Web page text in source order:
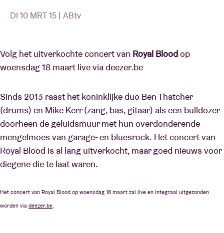
Over AB
DI 10 MRT 15 | ABtv
Volg het uitverkochte concert van Royal Bloodop
woensdag 18 maart live via deezer.be
Sinds 2013 raast het koninklijke duo Ben Thatcher
(drums) en Mike Kerr (zang, bas, gitaar) als een bulldozer
doorheen de geluidsmuur met hun overdonderende
mengelmoes van garage- en bluesrock. Het concert van
Royal Blood is al lang uitverkocht, maar goed nieuws voor
diegene die te laat waren.
Het concert van Royal Blood op woensdag 18 maart zal live en integraal uitgezonden
worden via deezer.be.